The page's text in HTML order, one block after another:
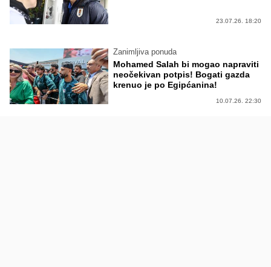
23.07.26. 18:20
Zanimljiva ponuda
Mohamed Salah bi mogao napraviti
neočekivan potpis! Bogati gazda
krenuo je po Egipćanina!
10.07.26. 22:30